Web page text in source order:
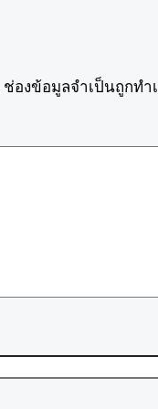
ช่องข้อมูลจำเป็นถูกทำ